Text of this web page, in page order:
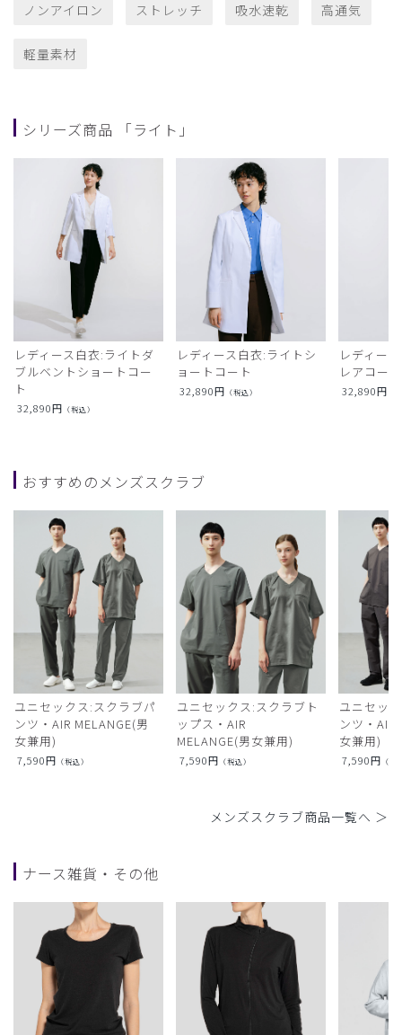
ノンアイロン ストレッチ 吸水速乾 高通気
軽量素材
シリーズ商品 「ライト」
レディース白衣:ライトダ
ブルベントショートコー
ト
32,890円 （税込）
レディース白衣:ライトシ
ョートコート
32,890円 （税込）
レディー
レアコート
32,890円
おすすめのメンズスクラブ
ユニセックス:スクラブパ
ンツ・AIR MELANGE(男
女兼用)
7,590円 （税込）
ユニセックス:スクラブト
ップス・AIR
MELANGE(男女兼用)
7,590円 （税込）
ユニセッ
ンツ・AIR
女兼用)
7,590円 （税
メンズスクラブ商品一覧へ ＞
ナース雑貨・その他